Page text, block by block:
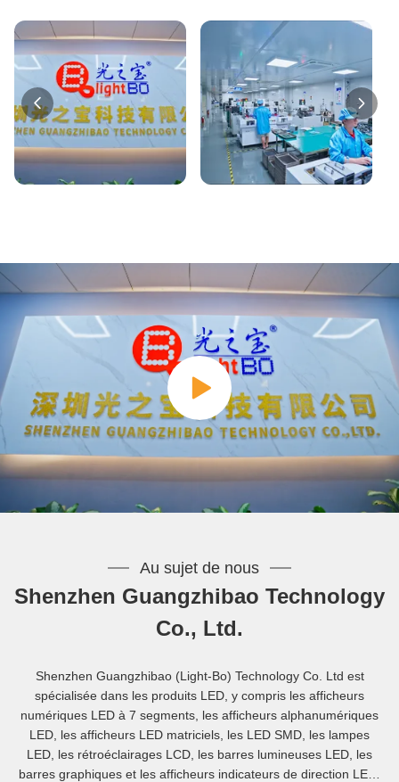
Au sujet de nous
Shenzhen Guangzhibao Technology
Co., Ltd.
Shenzhen Guangzhibao (Light-Bo) Technology Co. Ltd est
spécialisée dans les produits LED, y compris les afficheurs
numériques LED à 7 segments, les afficheurs alphanumériques
LED, les afficheurs LED matriciels, les LED SMD, les lampes
LED, les rétroéclairages LCD, les barres lumineuses LED, les
barres graphiques et les afficheurs indicateurs de direction LED,